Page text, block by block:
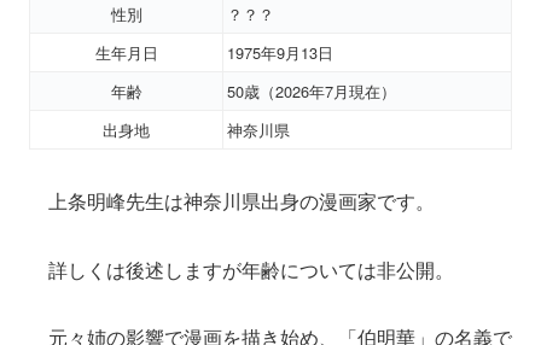
性別
？？？
生年月日
1975年9月13日
年齢
50歳（2026年7月現在）
出身地
神奈川県
上条明峰先生は神奈川県出身の漫画家です。
詳しくは後述しますが年齢については非公開。
元々姉の影響で漫画を描き始め、「伯明華」の名義で